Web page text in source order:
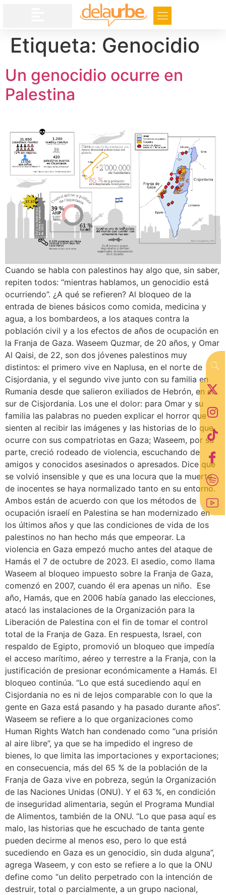
Etiqueta: Genocidio
Un genocidio ocurre en
Palestina
Cuando se habla con palestinos hay algo que, sin saber,
repiten todos: “mientras hablamos, un genocidio está
ocurriendo”. ¿A qué se refieren? Al bloqueo de la
entrada de bienes básicos como comida, medicina y
agua, a los bombardeos, a los ataques contra la
población civil y a los efectos de años de ocupación en
la Franja de Gaza. Waseem Quzmar, de 20 años, y Omar
Al Qaisi, de 22, son dos jóvenes palestinos muy
distintos: el primero vive en Naplusa, en el norte de
Cisjordania, y el segundo vive junto con su familia en
Rumania desde que salieron exiliados de Hebrón, en el
sur de Cisjordania. Los une el dolor: para Omar y su
familia las palabras no pueden explicar el horror que
sienten al recibir las imágenes y las historias de lo que
ocurre con sus compatriotas en Gaza; Waseem, por su
parte, creció rodeado de violencia, escuchando de
amigos y conocidos asesinados o apresados. Dice que
se volvió insensible y que es una locura que la muerte
de inocentes se haya normalizado tanto en su entorno.
Ambos están de acuerdo con que los métodos de
ocupación israelí en Palestina se han modernizado en
los últimos años y que las condiciones de vida de los
palestinos no han hecho más que empeorar. La
violencia en Gaza empezó mucho antes del ataque de
Hamás el 7 de octubre de 2023. El asedio, como llama
Waseem al bloqueo impuesto sobre la Franja de Gaza,
comenzó en 2007, cuando él era apenas un niño. Ese
año, Hamás, que en 2006 había ganado las elecciones,
atacó las instalaciones de la Organización para la
Liberación de Palestina con el fin de tomar el control
total de la Franja de Gaza. En respuesta, Israel, con
respaldo de Egipto, promovió un bloqueo que impedía
el acceso marítimo, aéreo y terrestre a la Franja, con la
justificación de presionar económicamente a Hamás. El
bloqueo continúa. “Lo que está sucediendo aquí en
Cisjordania no es ni de lejos comparable con lo que la
gente en Gaza está pasando y ha pasado durante años”.
Waseem se refiere a lo que organizaciones como
Human Rights Watch han condenado como “una prisión
al aire libre”, ya que se ha impedido el ingreso de
bienes, lo que limita las importaciones y exportaciones;
en consecuencia, más del 65 % de la población de la
Franja de Gaza vive en pobreza, según la Organización
de las Naciones Unidas (ONU). Y el 63 %, en condición
de inseguridad alimentaria, según el Programa Mundial
de Alimentos, también de la ONU. “Lo que pasa aquí es
malo, las historias que he escuchado de tanta gente
pueden decirme al menos eso, pero lo que está
sucediendo en Gaza es un genocidio, sin duda alguna”,
agrega Waseem, y con esto se refiere a lo que la ONU
define como “un delito perpetrado con la intención de
destruir, total o parcialmente, a un grupo nacional,